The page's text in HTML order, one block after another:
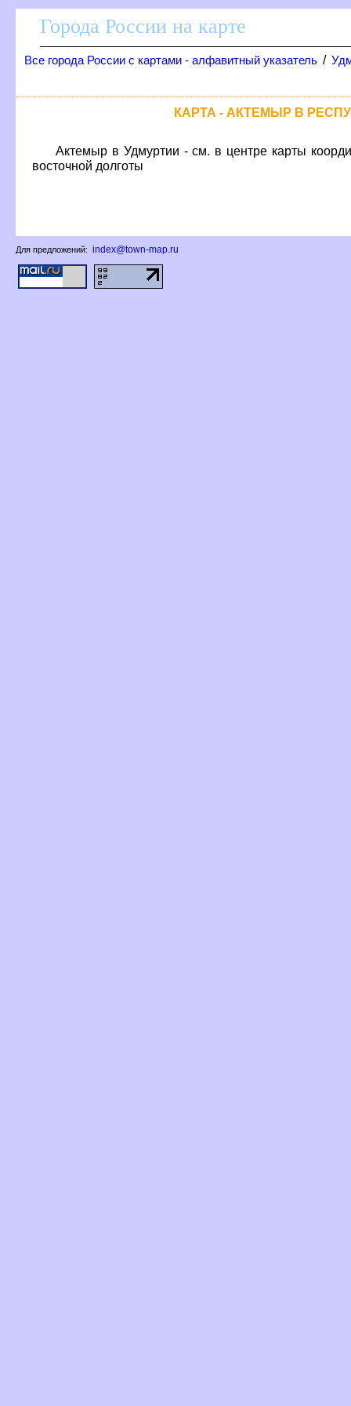
Города России на карте
се города России с картами - алфавитный указатель /
КАРТА - АКТЕМЫР В
Актемыр в Удмуртии - см. в центре карты
осточной долготы
Для предложений: index@town-map.ru